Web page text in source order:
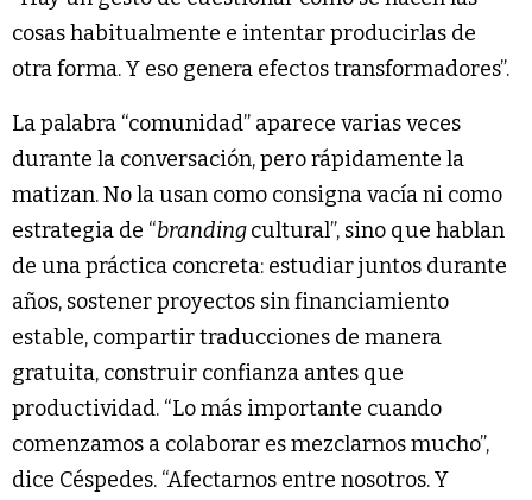
cosas habitualmente e intentar producirlas de
otra forma. Y eso genera efectos transformadores”.
La palabra “comunidad” aparece varias veces
durante la conversación, pero rápidamente la
matizan. No la usan como consigna vacía ni como
estrategia de “brandingcultural”, sino que hablan
de una práctica concreta: estudiar juntos durante
años, sostener proyectos sin financiamiento
estable, compartir traducciones de manera
gratuita, construir confianza antes que
productividad. “Lo más importante cuando
comenzamos a colaborar es mezclarnos mucho”,
dice Céspedes. “Afectarnos entre nosotros. Y